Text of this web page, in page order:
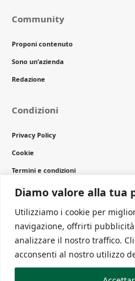
Diamo valore alla tua
Utilizziamo i cookie per
navigazione, offrirti
analizzare il nostro traffico.
acconsenti al nostro utilizzo
Community
Proponi contenuto
Sono un’azienda
Redazione
Condizioni
Privacy Policy
Cookie
Termini e condizioni
Copyright